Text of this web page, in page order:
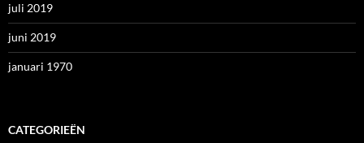
juli 2019
juni 2019
januari 1970
CATEGORIEËN